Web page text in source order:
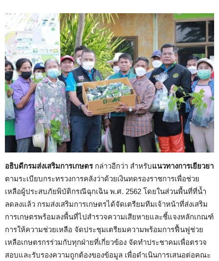
อธิบดีกรมส่งเสริมการเกษตรกล่าวอีกว่า สำหรับแนวทางการเยียวยา
ตามระเบียบกระทรวงการคลังว่าด้วยเงินทดรองราชการเพื่อช่วย
เหลือผู้ประสบภัยพิบัติกรณีฉุกเฉิน พ.ศ. 2562 โดยในส่วนพื้นที่ที่น้ำ
ลดลงแล้ว กรมส่งเสริมการเกษตรได้จัดเตรียมทีมเจ้าหน้าที่ส่งเสริม
การเกษตรพร้อมลงพื้นที่ไปสำรวจความเสียหายและชี้แจงหลักเกณฑ์
การให้ความช่วยเหลือ จัดประชุมเตรียมความพร้อมการฟื้นฟูช่วย
เหลือเกษตรกรร่วมกับทุกฝ่ายที่เกี่ยวข้อง จัดทำประชาคมเพื่อตรวจ
สอบและรับรองความถูกต้องของข้อมูล เพื่อดำเนินการเสนอต่อคณะ